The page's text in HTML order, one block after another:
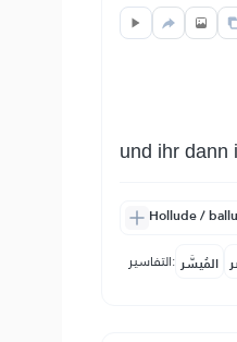
und ihr dann
التفاسير: المُيسَّر